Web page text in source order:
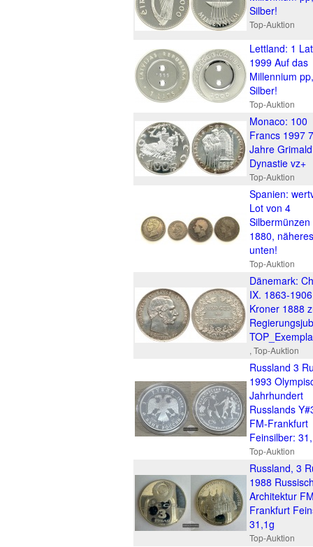
Silber!
Top-Auktion
Lettland: 1
1999 Auf das
Millennium pp,
Silber!
Top-Auktion
Monaco: 100
Francs 1997
Jahre
Dynastie vz+
Top-Auktion
Spanien:
Lot von 4
Silbermünzen
1880, näheres
unten!
Top-Auktion
Dänemark:
IX. 1863-
Kroner 1888
, Top-Auktion
Russland 3
1993
Jahrhundert
Russlands
FM-Frankfurt
Feinsilber:
Top-Auktion
Russland, 3
1988
Architektur
Frankfurt
31,1g
Top-Auktion